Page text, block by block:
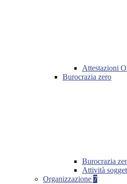
Attestazioni
Burocrazia zero
Burocrazia
Attività
Organizzazione 7